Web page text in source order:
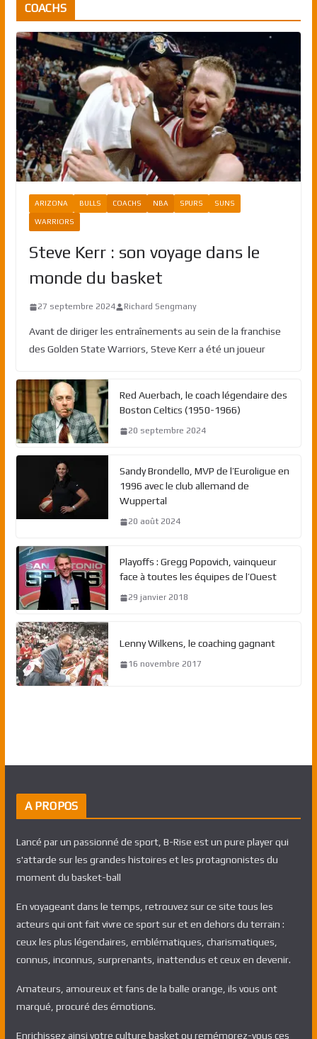
COACHS
ARIZONA BULLS COACHS NBA SPURS SUNS
WARRIORS
Steve Kerr : son voyage dans le
monde du basket
27 septembre 2024 Richard Sengmany
Avant de diriger les entraînements au sein de la franchise
des Golden State Warriors, Steve Kerr a été un joueur
Red Auerbach, le coach légendaire des
Boston Celtics (1950-1966)
20 septembre 2024
Sandy Brondello, MVP de l’Euroligue en
1996 avec le club allemand de
Wuppertal
20 août 2024
Playoffs : Gregg Popovich, vainqueur
face à toutes les équipes de l’Ouest
29 janvier 2018
Lenny Wilkens, le coaching gagnant
16 novembre 2017
A PROPOS
Lancé par un passionné de sport, B-Rise est un pure player qui
s'attarde sur les grandes histoires et les protagnonistes du
moment du basket-ball
En voyageant dans le temps, retrouvez sur ce site tous les
acteurs qui ont fait vivre ce sport sur et en dehors du terrain :
ceux les plus légendaires, emblématiques, charismatiques,
connus, inconnus, surprenants, inattendus et ceux en devenir.
Amateurs, amoureux et fans de la balle orange, ils vous ont
marqué, procuré des émotions.
Enrichissez ainsi votre culture basket ou remémorez-vous ces